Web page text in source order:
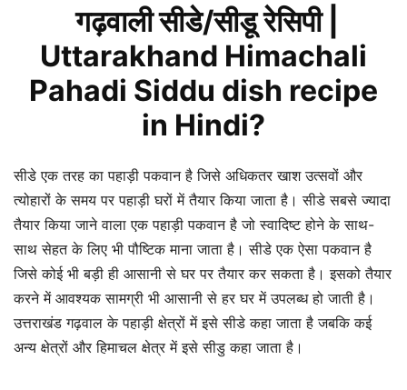
गढ़वाली सीडे/सीडू रेसिपी |
Uttarakhand Himachali
Pahadi Siddu dish recipe
in Hindi?
सीडे एक तरह का पहाड़ी पकवान है जिसे अधिकतर खाश उत्सवों और
त्योहारों के समय पर पहाड़ी घरों में तैयार किया जाता है। सीडे सबसे ज्यादा
तैयार किया जाने वाला एक पहाड़ी पकवान है जो स्वादिष्ट होने के साथ-
साथ सेहत के लिए भी पौष्टिक माना जाता है। सीडे एक ऐसा पकवान है
जिसे कोई भी बड़ी ही आसानी से घर पर तैयार कर सकता है। इसको तैयार
करने में आवश्यक सामग्री भी आसानी से हर घर में उपलब्ध हो जाती है।
उत्तराखंड गढ़वाल के पहाड़ी क्षेत्रों में इसेसीडे कहा जाता है जबकि कई
अन्य क्षेत्रों और हिमाचल क्षेत्र में इसे सीडु कहा जाता है।